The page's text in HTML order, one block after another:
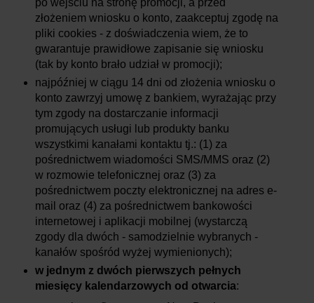
po wejściu na stronę promocji, a przed
złożeniem wniosku o konto, zaakceptuj zgodę na
pliki cookies - z doświadczenia wiem, że to
gwarantuje prawidłowe zapisanie się wniosku
(tak by konto brało udział w promocji);
najpóźniej w ciągu 14 dni od złożenia wniosku o
konto zawrzyj umowę z bankiem, wyrażając przy
tym zgody na dostarczanie informacji
promujących usługi lub produkty banku
wszystkimi kanałami kontaktu tj.: (1) za
pośrednictwem wiadomości SMS/MMS oraz (2)
w rozmowie telefonicznej oraz (3) za
pośrednictwem poczty elektronicznej na adres e-
mail oraz (4) za pośrednictwem bankowości
internetowej i aplikacji mobilnej (wystarczą
zgody dla dwóch - samodzielnie wybranych -
kanałów spośród wyżej wymienionych);
w jednym z dwóch pierwszych pełnych
miesięcy kalendarzowych od otwarcia: